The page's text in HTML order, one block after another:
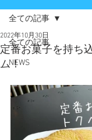
全ての記事
NEWS
全ての記事
定番お菓子を持ち
ム！
2022年10月30日